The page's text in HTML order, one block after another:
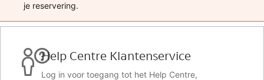
je reservering.
Help Centre Klantenservice
Log in voor toegang tot het Help Centre,